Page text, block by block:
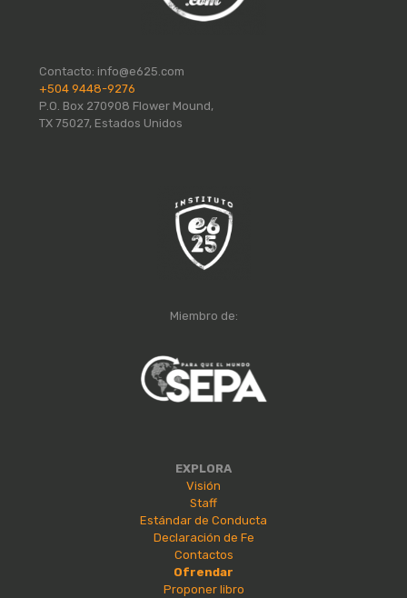
Contacto: info@e625.com
+504 9448-9276
P.O. Box 270908 Flower Mound,
TX 75027, Estados Unidos
Miembro de:
EXPLORA
Visión
Staff
Estándar de Conducta
Declaración de Fe
Contactos
Ofrendar
Proponer libro